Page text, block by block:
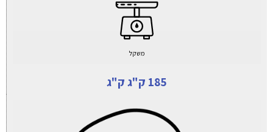
משקל
185 ק"ג ק"ג